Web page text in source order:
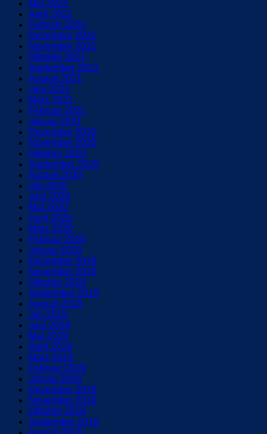
Mai 2022
April 2022
Februar 2022
Dezember 2021
November 2021
Oktober 2021
September 2021
August 2021
Juni 2021
März 2021
Februar 2021
Januar 2021
Dezember 2020
November 2020
Oktober 2020
September 2020
August 2020
Juli 2020
Juni 2020
Mai 2020
April 2020
März 2020
Februar 2020
Januar 2020
Dezember 2019
November 2019
Oktober 2019
September 2019
August 2019
Juli 2019
Juni 2019
Mai 2019
April 2019
März 2019
Februar 2019
Januar 2019
Dezember 2018
November 2018
Oktober 2018
September 2018